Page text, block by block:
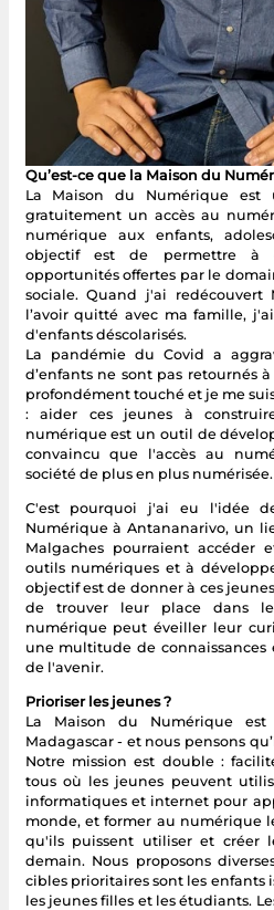
Qu’est-ce que la Maison du
La Maison du Numérique
gratuitement un accès au
numérique aux enfants,
objectif est de permettre à
opportunités offertes par le
sociale. Quand j'ai redécouvert
l’avoir quitté avec ma famille,
d'enfants déscolarisés.
La pandémie du Covid a
d’enfants ne sont pas retournés
profondément touché et je me
: aider ces jeunes à
numérique est un outil de
convaincu que l'accès au
société de plus en plus numérisée.
C'est pourquoi j'ai eu l'idée
Numérique à Antananarivo, un
Malgaches pourraient accéder
outils numériques et à
objectif est de donner à ces
de trouver leur place dans
numérique peut éveiller leur
une multitude de connaissances
de l'avenir.
Prioriser les jeunes ?
La Maison du Numérique
Madagascar - et nous pensons
Notre mission est double :
tous où les jeunes peuvent
informatiques et internet pour
monde, et former au numérique
qu'ils puissent utiliser et créer
demain. Nous proposons
cibles prioritaires sont les enfants
les jeunes filles et les étudiants.